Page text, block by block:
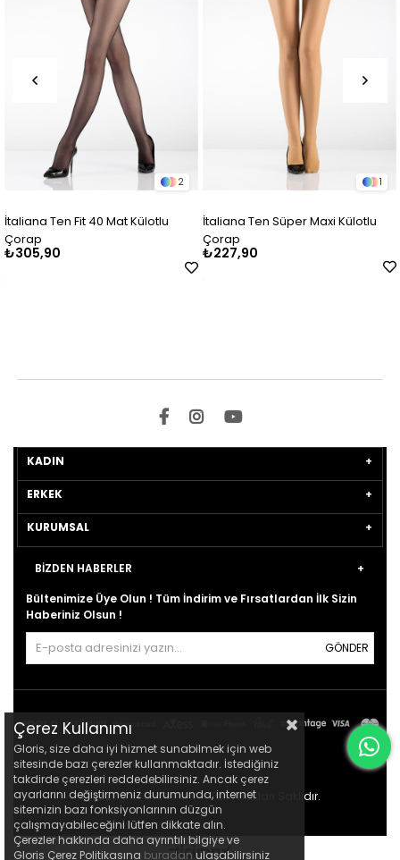
2
Ten Fit 40 Mat Külotlu
1
İtaliana Ten Süper Maxi Külotlu
Çorap
₺227,90
KADIN
ERKEK
KURUMSAL
BİZDEN HABERLER
Bültenimize Üye Olun ! Tüm İndirim ve Fırsatlardan İlk Sizin
Haberiniz Olsun !
GÖNDER
© 2021gloris.com.tr- Tüm Hakları Saklıdır.
Çerez Kullanımı
Gloris, size daha iyi hizmet sunabilmek için web
sitesinde bazı çerezler kullanmaktadır. İstediğiniz
takdirde çerezleri reddedebilirsiniz. Ancak çerez
ayarlarını değiştirmeniz durumunda, internet
sitemizin bazı fonksiyonlarının düzgün
çalışmayabileceğini lütfen dikkate alın.
Çerezler hakkında daha ayrıntılı bilgiye ve
Gloris Çerez Politikasına buradan ulaşabilirsiniz